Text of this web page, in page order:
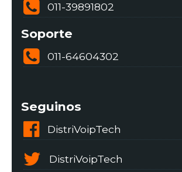
011-39891802
Soporte
011-64604302
Seguinos
DistriVoipTech
DistriVoipTech